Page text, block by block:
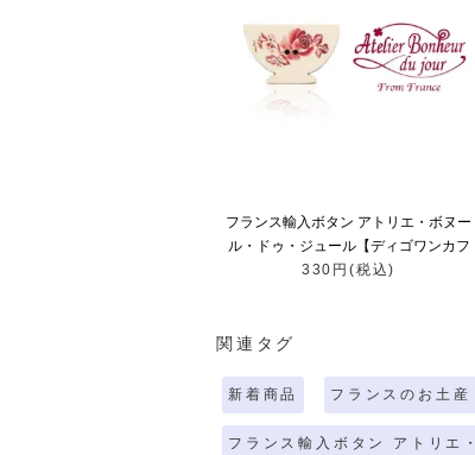
フランス輸入ボタン アトリエ・ボヌー
ル・ドゥ・ジュール【ディゴワンカフ
ェオレ・ボウル red】
330円(税込)
関連タグ
新着商品 フランスのお土産
フランス輸入ボタン アトリエ